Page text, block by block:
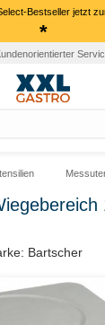
Bestseller jetzt
*
Bartscher